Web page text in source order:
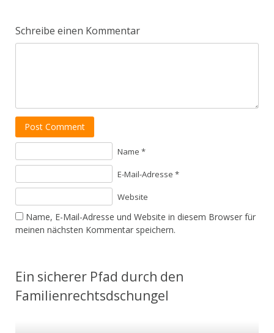
Schreibe einen Kommentar
Post Comment
Name *
E-Mail-Adresse *
Website
Name, E-Mail-Adresse und Website in diesem Browser für
meinen nächsten Kommentar speichern.
Ein sicherer Pfad durch den
Familienrechtsdschungel